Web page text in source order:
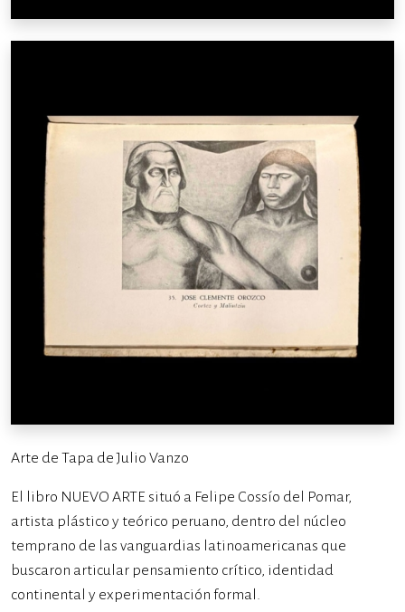
Arte de Tapa de Julio Vanzo
El libro NUEVO ARTE situó a Felipe Cossío del Pomar,
artista plástico y teórico peruano, dentro del núcleo
temprano de las vanguardias latinoamericanas que
buscaron articular pensamiento crítico, identidad
continental y experimentación formal.